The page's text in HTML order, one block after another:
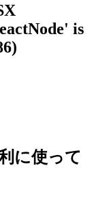
is
に使って